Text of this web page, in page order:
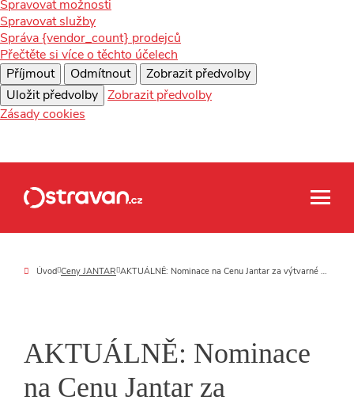
Spravovat možnosti
Spravovat služby
Správa {vendor_count} prodejců
Přečtěte si více o těchto účelech
Příjmout
Odmítnout
Zobrazit předvolby
Uložit předvolby Zobrazit předvolby
Zásady cookies
Úvod Ceny JANTAR AKTUÁLNĚ: Nominace na Cenu Jantar za výtvarné umění získali Kurt Gebauer, Hana Puchová i strůjci festivalu Kukačka
AKTUÁLNĚ: Nominace
na Cenu Jantar za